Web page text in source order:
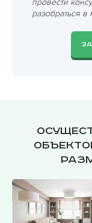
провести
разобраться в